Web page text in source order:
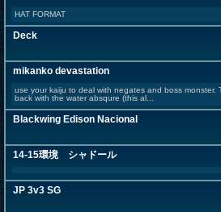
HAT FORMAT
Deck
mikanko devastation
use your kaiju to deal with negates and boss monster.
back with the water absqure (this al...
Blackwing Edison Nacional
14-15環境 シャドール
JP 3v3 SG